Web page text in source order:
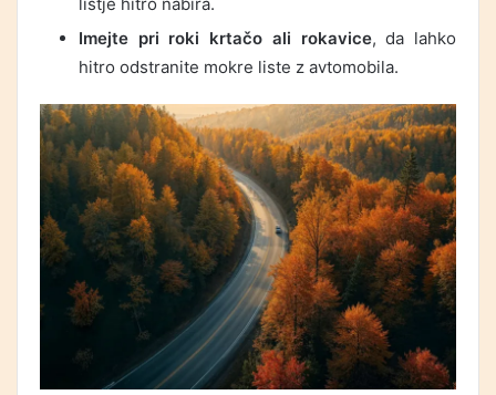
listje hitro nabira.
Imejte pri roki krtačo ali rokavice, da lahko
hitro odstranite mokre liste z avtomobila.